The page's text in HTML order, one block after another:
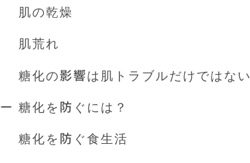
肌の乾燥
肌荒れ
糖化の影響は肌トラブルだけではない
ー 糖化を防ぐには？
糖化を防ぐ食生活